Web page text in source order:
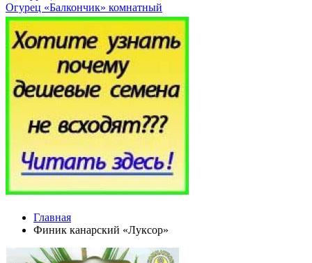
Огурец «Балкончик» комнатный
Главная
Финик канарский «Луксор»